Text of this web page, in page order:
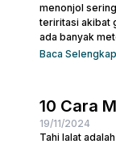
menonjol
teriritasi akibat
ada banyak
membantu
Baca
10 Cara
19/11/2024
Tahi lalat